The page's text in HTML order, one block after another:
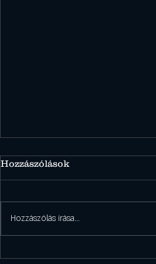
Hozzászólások
Hozzászólás írása...